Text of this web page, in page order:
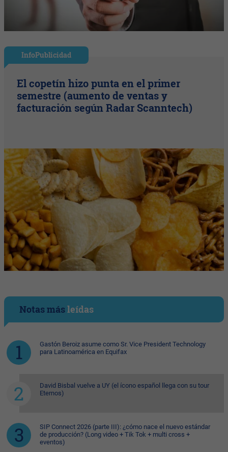
InfoPublicidad
El copetín hizo punta en el primer
semestre (aumento de ventas y
facturación según Radar Scanntech)
Notas másleídas
Gastón Beroiz asume como Sr. Vice President Technology
para Latinoamérica en Equifax
David Bisbal vuelve a UY (el ícono español llega con su tour
Eternos)
SIP Connect 2026 (parte III): ¿cómo nace el nuevo estándar
de producción? (Long video + Tik Tok + multi cross +
eventos)